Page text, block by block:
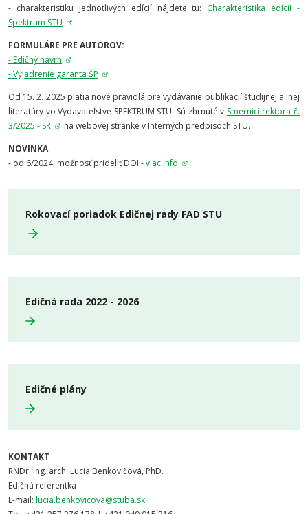
- charakteristiku jednotlivých edícií nájdete tu: Charakteristika edícií -
Spektrum STU
FORMULÁRE PRE AUTOROV:
- Edičný návrh
- Vyjadrenie garanta ŠP
Od 15. 2. 2025 platia nové pravidlá pre vydávanie publikácií študijnej a inej
literatúry vo Vydavateľstve SPEKTRUM STU. Sú zhrnuté v Smernici rektora č.
3/2025 - SR
na webovej stránke v Interných predpisoch STU.
NOVINKA
- od 6/2024: možnosť prideliť DOI -viac info
Rokovací poriadok Edičnej rady FAD STU
Edičná rada 2022 - 2026
Edičné plány
KONTAKT
RNDr. Ing. arch. Lucia Benkovičová, PhD.
Edičná referentka
E-mail: lucia.benkovicova@stuba.sk